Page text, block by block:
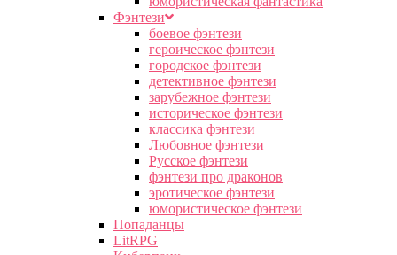
Фэнтези
боевое фэнтези
героическое фэнтези
городское фэнтези
детективное фэнтези
зарубежное фэнтези
историческое фэнтези
классика фэнтези
Любовное фэнтези
Русское фэнтези
фэнтези про драконов
эротическое фэнтези
юмористическое фэнтези
Попаданцы
LitRPG